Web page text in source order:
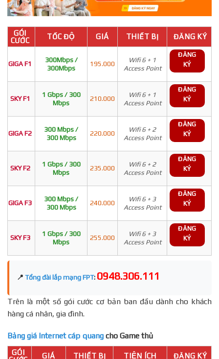
GÓI
CƯỚC
TỐC ĐỘ GIÁ THIẾT BỊ ĐĂNG KÝ
GIGA F1
300Mbps /
300Mbps
195.000
Wifi 6 + 1
Access Point
ĐĂNG
KÝ
SKY F1
1 Gbps / 300
Mbps
210.000
Wifi 6 + 1
Access Point
ĐĂNG
KÝ
GIGA F2
300 Mbps /
300 Mbps
220.000
Wifi 6 + 2
Access Point
ĐĂNG
KÝ
SKY F2
1 Gbps / 300
Mbps
235.000
Wifi 6 + 2
Access Point
ĐĂNG
KÝ
GIGA F3
300 Mbps /
300 Mbps
240.000
Wifi 6 + 3
Access Point
ĐĂNG
KÝ
SKY F3
1 Gbps / 300
Mbps
255.000
Wifi 6 + 3
Access Point
ĐĂNG
KÝ
📍 Tổng đài lắp mạng FPT: 0948.306.111
Trên là một số gói cước cơ bản ban đầu dành cho khách
hàng cá nhân, gia đình.
Bảng giá Internet cáp quang cho Game thủ
GÓI
GIÁ THIẾT BỊ TIỆN ÍCH ĐĂNG KÝ